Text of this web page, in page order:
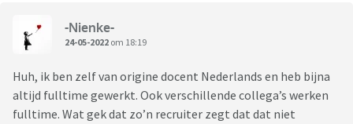
-Nienke-
24-05-2022 om 18:19
Huh, ik ben zelf van origine docent Nederlands en heb bijna
altijd fulltime gewerkt. Ook verschillende collega’s werken
fulltime. Wat gek dat zo’n recruiter zegt dat dat niet